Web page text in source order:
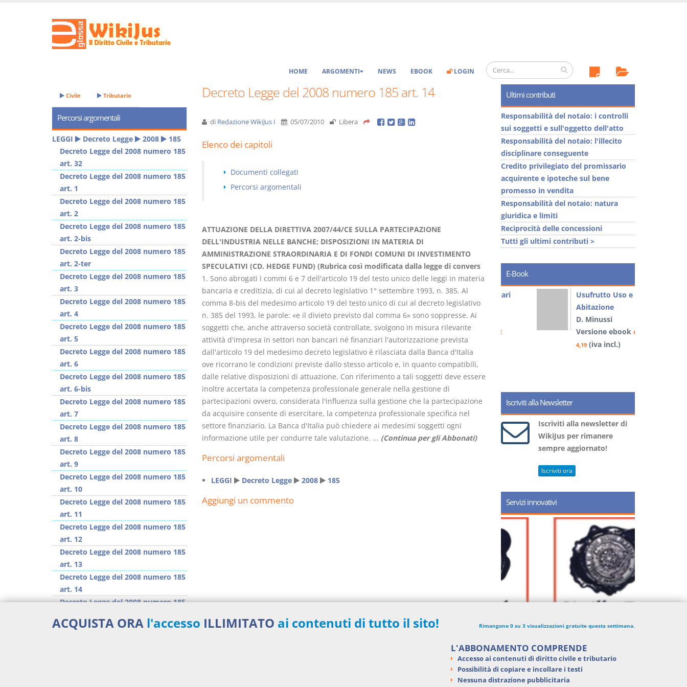
HOME ARGOMENTI NEWS EBOOK LOGIN
Decreto Legge del 2008 numero 185 art. 14
di Redazione WikiJus I 05/07/2010 Libera
Elenco dei capitoli
Documenti collegati
Percorsi argomentali
ATTUAZIONE DELLA DIRETTIVA 2007/44/CE SULLA PARTECIPAZIONE
DELL'INDUSTRIA NELLE BANCHE; DISPOSIZIONI IN MATERIA DI
AMMINISTRAZIONE STRAORDINARIA E DI FONDI COMUNI DI INVESTIMENTO
SPECULATIVI (CD. HEDGE FUND) (Rubrica così modificata dalla legge di convers
1. Sono abrogati i commi 6 e 7 dell'articolo 19 del testo unico delle leggi in materia
bancaria e creditizia, di cui al decreto legislativo 1° settembre 1993, n. 385. Al
comma 8-bis del medesimo articolo 19 del testo unico di cui al decreto legislativo
n. 385 del 1993, le parole: «e il divieto previsto dal comma 6» sono soppresse. Ai
soggetti che, anche attraverso società controllate, svolgono in misura rilevante
attività d'impresa in settori non bancari né finanziari l'autorizzazione prevista
dall'articolo 19 del medesimo decreto legislativo è rilasciata dalla Banca d'Italia
ove ricorrano le condizioni previste dallo stesso articolo e, in quanto compatibili,
dalle relative disposizioni di attuazione. Con riferimento a tali soggetti deve essere
inoltre accertata la competenza professionale generale nella gestione di
partecipazioni ovvero, considerata l'influenza sulla gestione che la partecipazione
da acquisire consente di esercitare, la competenza professionale specifica nel
settore finanziario. La Banca d'Italia può chiedere ai medesimi soggetti ogni
informazione utile per condurre tale valutazione. ... (Continua per gli Abbonati)
Percorsi argomentali
LEGGI Decreto Legge 2008 185
Aggiungi un commento
Civile Tributario
Percorsi argomentali
LEGGI Decreto Legge 2008
185
Decreto Legge del 2008 numero 185
art. 32
Decreto Legge del 2008 numero 185
art. 1
Decreto Legge del 2008 numero 185
art. 2
Decreto Legge del 2008 numero 185
art. 2-bis
Decreto Legge del 2008 numero 185
art. 2-ter
Decreto Legge del 2008 numero 185
art. 3
Decreto Legge del 2008 numero 185
art. 4
Decreto Legge del 2008 numero 185
art. 5
Decreto Legge del 2008 numero 185
art. 6
Decreto Legge del 2008 numero 185
art. 6-bis
Decreto Legge del 2008 numero 185
art. 7
Decreto Legge del 2008 numero 185
art. 8
Decreto Legge del 2008 numero 185
art. 9
Decreto Legge del 2008 numero 185
art. 10
Decreto Legge del 2008 numero 185
art. 11
Decreto Legge del 2008 numero 185
art. 12
Decreto Legge del 2008 numero 185
art. 13
Decreto Legge del 2008 numero 185
art. 14
Decreto Legge del 2008 numero 185
Decreto Legge del 2008 numero 185
Ultimi contributi
Responsabilità del notaio: i controlli
sui soggetti e sull'oggetto dell'atto
Responsabilità del notaio: l'illecito
disciplinare conseguente
Credito privilegiato del promissario
acquirente e ipoteche sul bene
promesso in vendita
Responsabilità del notaio: natura
giuridica e limiti
Reciprocità delle concessioni
Tutti gli ultimi contributi >
E-Book
I Vincoli Preliminari
D. Minussi
Versione ebook
4,19 (iva incl.)
Usufrutto Uso e
Abitazione
D. Minussi
Versione ebook€
(iva incl.)
Iscriviti alla Newsletter
Iscriviti alla newsletter di
WikiJus per rimanere
sempre aggiornato!
Iscriviti ora
Servizi innovativi
ACQUISTA ORA l'accesso ILLIMITATO ai contenuti di tutto il sito! Rimangono 0 su 3 visualizzazioni gratuite questa settimana.
L'ABBONAMENTO COMPRENDE
Accesso ai contenuti di diritto civile e tributario
Possibilità di copiare e incollare i testi
Nessuna distrazione pubblicitaria